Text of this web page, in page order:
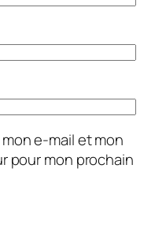
e-mail et mon
pour mon prochain